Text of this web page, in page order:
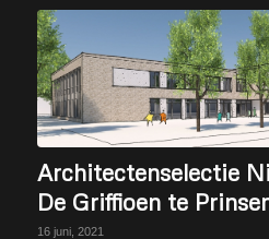
Architectenselectie
De Griffioen te
16 juni, 2021